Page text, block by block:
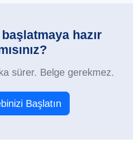
hazır
sürer. Belge gerekmez.
Başlatın